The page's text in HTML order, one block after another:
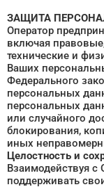
ЗАЩИТА
Оператор
включая
технические и
Ваших
Федерального
персональных
персональных
или случайного
блокирования,
иных
Целостность и
Взаимодействуя с
поддерживать